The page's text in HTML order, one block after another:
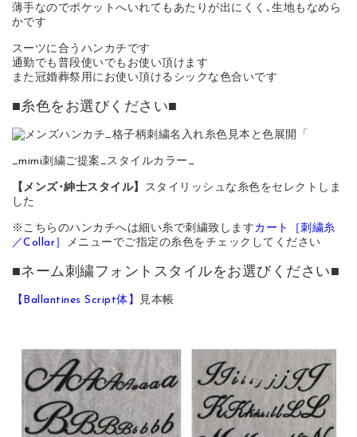
薄手なのでポケットへいれてもあたりが出にくく､生地もなめら
かです
スーツに合うハンカチです
通勤でも普段使いでもお使い頂けます
また冠婚葬祭用にお使い頂けるシックな色合いです
■糸色をお選びください■
_mimi刺繍ご提案_スタイルカラー_
【メンズ･紳士スタイル】 スタイリッシュな糸色をセレクトしま
した
※こちらのハンカチへは細い糸で刺繍致しますカート［刺繍糸
／Collar］ メニューでご指定の糸色をチェックしてください
■ネーム刺繍フォントスタイルをお選びください■
【Ballantines Script体】 見本帳